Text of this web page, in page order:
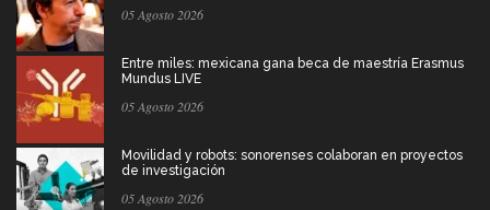
05 Agosto 2026
Entre miles: mexicana gana beca de maestría Erasmus
Mundus LIVE
05 Agosto 2026
Movilidad y robots: sonorenses colaboran en proyectos
de investigación
05 Agosto 2026